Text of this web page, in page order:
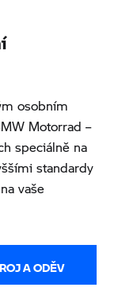
osobním
Motorrad –
speciálně na
standardy
vaše
A ODĚV